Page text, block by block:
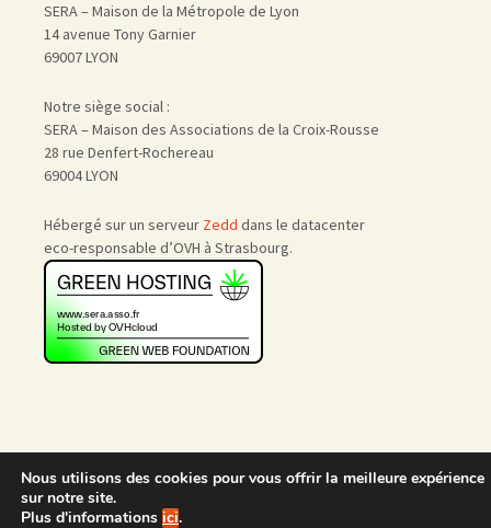
SERA – Maison de la Métropole de Lyon
14 avenue Tony Garnier
69007 LYON
Notre siège social :
SERA – Maison des Associations de la Croix-Rousse
28 rue Denfert-Rochereau
69004 LYON
Hébergé sur un serveur Zedd dans le datacenter
eco-responsable d’OVH à Strasbourg.
Accueil | Nous rejoindre
Admin
Nous utilisons des cookies pour vous offrir la meilleure expérience
sur notre site.
Plus d'informations ici.